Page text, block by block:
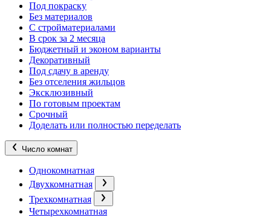
Под покраску
Без материалов
С стройматериалами
В срок за 2 месяца
Бюджетный и эконом варианты
Декоративный
Под сдачу в аренду
Без отселения жильцов
Эксклюзивный
По готовым проектам
Срочный
Доделать или полностью переделать
Число комнат
Однокомнатная
Двухкомнатная
Трехкомнатная
Четырехкомнатная